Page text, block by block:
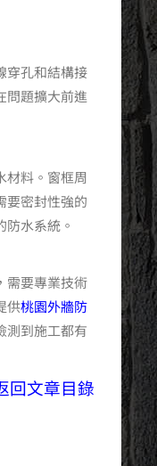
穿孔和結構接
問題擴大前進
材料。窗框周
要密封性強的
水系統。
需要專業技術
供桃園外牆防
測到施工都有
回文章目錄